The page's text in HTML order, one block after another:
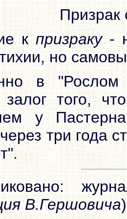
Призрак
кпризраку-
но
в
того,
у
три года
В.Гершовича)